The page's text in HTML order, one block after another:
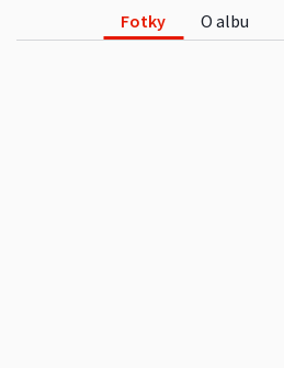
Fotky O albu